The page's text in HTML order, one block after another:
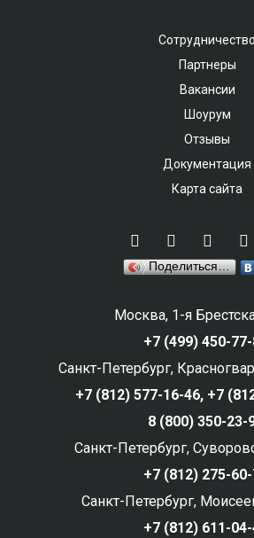
Сотрудничество
Партнеры
Вакансии
Шоурум
Отзывы
Документация
Карта сайта
Поделиться…
Москва, 1-я
+7 (499) 450-
Санкт-Петербург,
+7 (812) 577-16-46, +7
8 (800) 350-23-
Санкт-Петербург,
+7 (812) 275-
Санкт-Петербург,
+7 (812) 611-